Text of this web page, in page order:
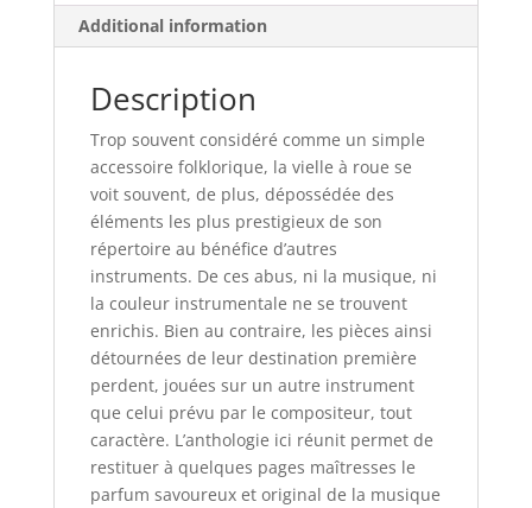
quantity
Additional information
Description
Trop souvent considéré comme un simple
accessoire folklorique, la vielle à roue se
voit souvent, de plus, dépossédée des
éléments les plus prestigieux de son
répertoire au bénéfice d’autres
instruments. De ces abus, ni la musique, ni
la couleur instrumentale ne se trouvent
enrichis. Bien au contraire, les pièces ainsi
détournées de leur destination première
perdent, jouées sur un autre instrument
que celui prévu par le compositeur, tout
caractère. L’anthologie ici réunit permet de
restituer à quelques pages maîtresses le
parfum savoureux et original de la musique